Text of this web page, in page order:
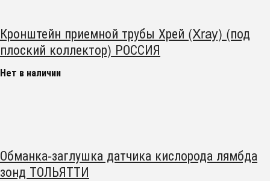
Кронштейн приемной трубы Хрей (Xray) (под
плоский коллектор) РОССИЯ
Нет в наличии
Обманка-заглушка датчика кислорода лямбда
зонд ТОЛЬЯТТИ